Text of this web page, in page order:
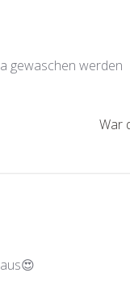
gewaschen werden
War